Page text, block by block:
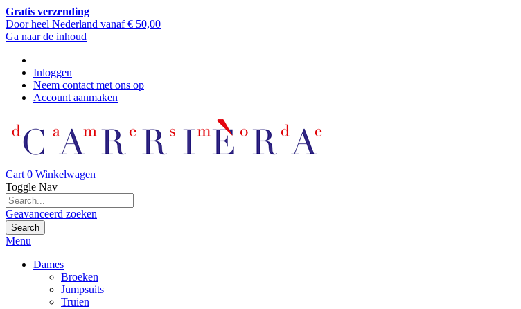
Gratis verzending
Door heel Nederland vanaf € 50,00
Ga naar de inhoud
Inloggen
Neem contact met ons op
Account aanmaken
Cart 0 Winkelwagen
Toggle Nav
Geavanceerd zoeken
Search
Menu
Dames
Broeken
Jumpsuits
Truien